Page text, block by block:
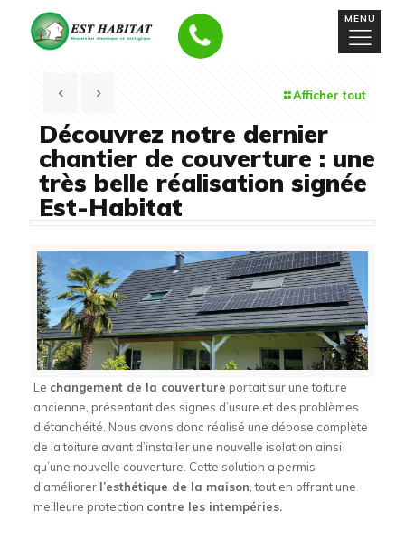
MENU
Afficher tout
Découvrez notre dernier
chantier de couverture : une
très belle réalisation signée
Est-Habitat
Le changement de la couverture portait sur une toiture
ancienne, présentant des signes d’usure et des problèmes
d’étanchéité. Nous avons donc réalisé une dépose complète
de la toiture avant d’installer une nouvelle isolation ainsi
qu’une nouvelle couverture. Cette solution a permis
d’améliorer l’esthétique de la maison, tout en offrant une
meilleure protection contre les intempéries.